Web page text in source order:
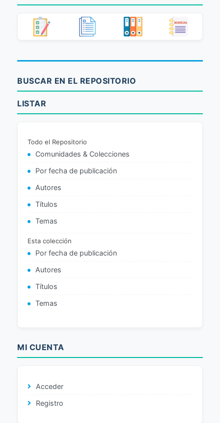
BUSCAR EN EL REPOSITORIO
LISTAR
Todo el Repositorio
Comunidades & Colecciones
Por fecha de publicación
Autores
Títulos
Temas
Esta colección
Por fecha de publicación
Autores
Títulos
Temas
MI CUENTA
Acceder
Registro